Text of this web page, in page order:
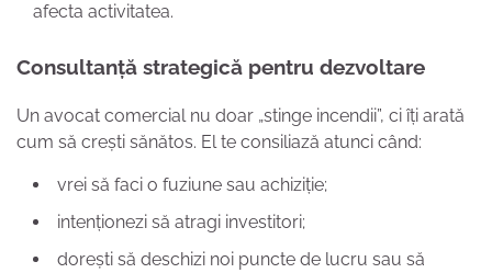
afecta activitatea.
Consultanță strategică pentru dezvoltare
Un avocat comercial nu doar „stinge incendii”, ci îți arată
cum să crești sănătos. El te consiliază atunci când:
vrei să faci o fuziune sau achiziție;
intenționezi să atragi investitori;
dorești să deschizi noi puncte de lucru sau să